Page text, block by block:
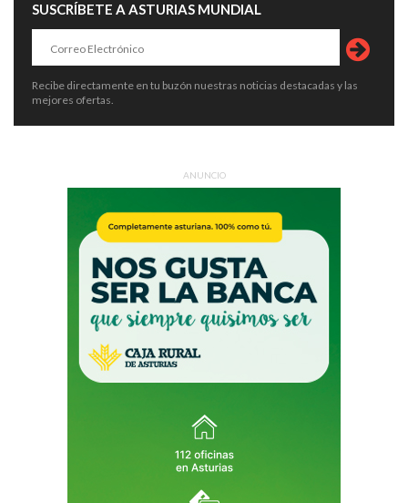
SUSCRÍBETE A ASTURIAS MUNDIAL
Recibe directamente en tu buzón nuestras noticias destacadas y las
mejores ofertas.
ANUNCIO